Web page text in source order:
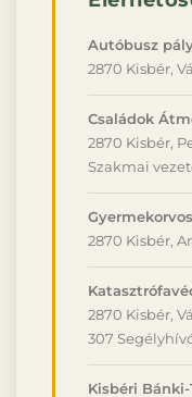
Autóbusz
2870 Kisbér,
Családok
2870 Kisbér,
Szakmai
2870 Kisbér,
2870 Kisbér,
307
Kisbéri